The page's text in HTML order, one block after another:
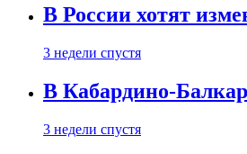
В России хотят
3 недели спустя
В Кабардино-
3 недели спустя